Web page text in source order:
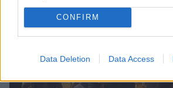
CONFIRM
Data Deletion Data Access